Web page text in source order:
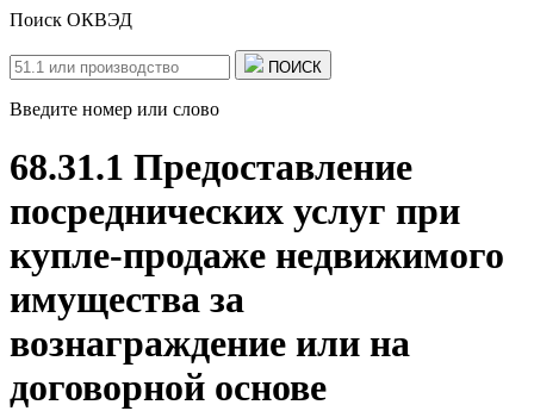
Поиск ОКВЭД
ПОИСК
Введите номер или слово
68.31.1 Предоставление
посреднических услуг при
купле-продаже недвижимого
имущества за
вознаграждение или на
договорной основе